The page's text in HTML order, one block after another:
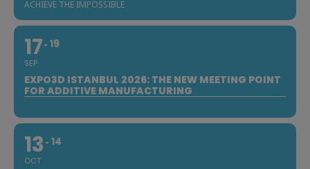
ACHIEVE THE IMPOSSIBLE
17
SEP
19
EXPO3D ISTANBUL 2026: THE NEW MEETING POINT
FOR ADDITIVE MANUFACTURING
13
OCT
14